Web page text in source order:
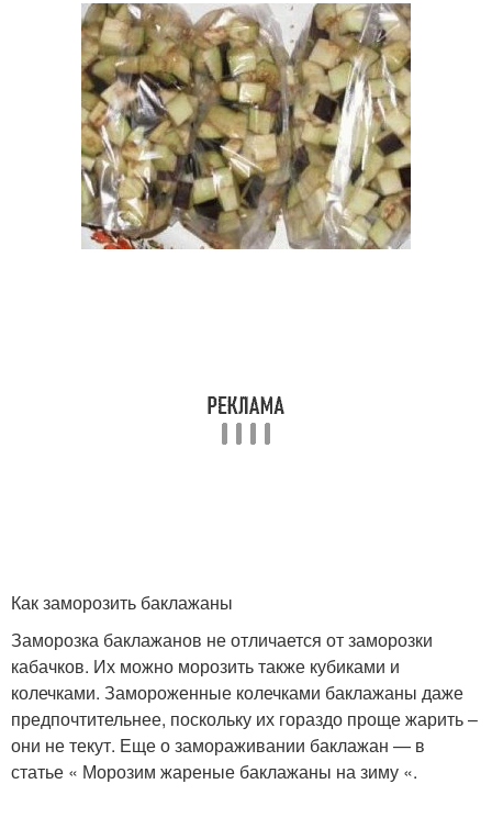
Как заморозить баклажаны
Заморозка баклажанов не отличается от заморозки
кабачков. Их можно морозить также кубиками и
колечками. Замороженные колечками баклажаны даже
предпочтительнее, поскольку их гораздо проще жарить –
они не текут. Еще о замораживании баклажан — в
статье « Морозим жареные баклажаны на зиму «.